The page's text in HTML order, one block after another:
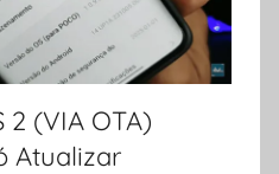
2 (VIA OTA)
Atualizar